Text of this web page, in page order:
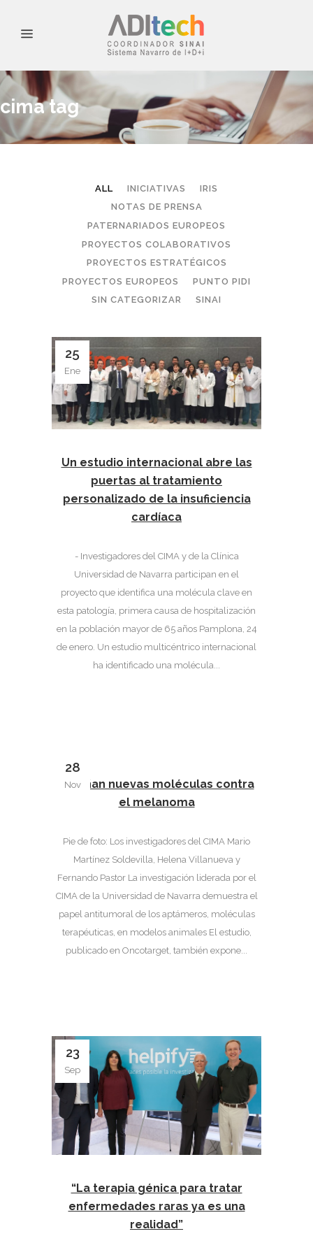
cima tag
ALL INICIATIVAS
IRIS
NOTAS DE PRENSA
PATERNARIADOS EUROPEOS
PROYECTOS COLABORATIVOS
PROYECTOS ESTRATÉGICOS
PROYECTOS EUROPEOS
PUNTO PIDI
SIN CATEGORIZAR
SINAI
25
Ene
Un estudio internacional abre las
puertas al tratamiento
personalizado de la insuficiencia
cardíaca
- Investigadores del CIMA y de la Clínica
Universidad de Navarra participan en el
proyecto que identifica una molécula clave en
esta patología, primera causa de hospitalización
en la población mayor de 65 años Pamplona, 24
de enero. Un estudio multicéntrico internacional
ha identificado una molécula...
28
Nov
Diseñan nuevas moléculas contra
el melanoma
Pie de foto: Los investigadores del CIMA Mario
Martínez Soldevilla, Helena Villanueva y
Fernando Pastor La investigación liderada por el
CIMA de la Universidad de Navarra demuestra el
papel antitumoral de los aptámeros, moléculas
terapéuticas, en modelos animales El estudio,
publicado en Oncotarget, también expone...
23
Sep
“La terapia génica para tratar
enfermedades raras ya es una
realidad”